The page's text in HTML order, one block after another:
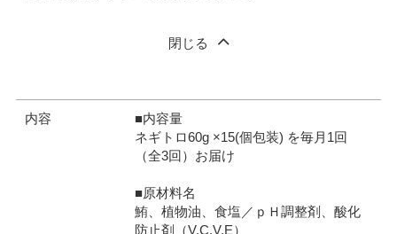
閉じる
内容
■内容量
ネギトロ60g ×15(個包装) を毎月1回
（全3回）お届け
■原材料名
鮪、植物油、食塩／ｐＨ調整剤、酸化
防止剤（V.C,V.E）